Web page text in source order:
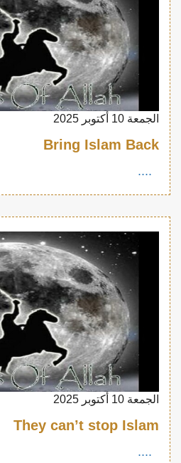
الجمعة 10 أكتوبر 2025
Bring Islam Back
....
الجمعة 10 أكتوبر 2025
They can’t stop Islam
....